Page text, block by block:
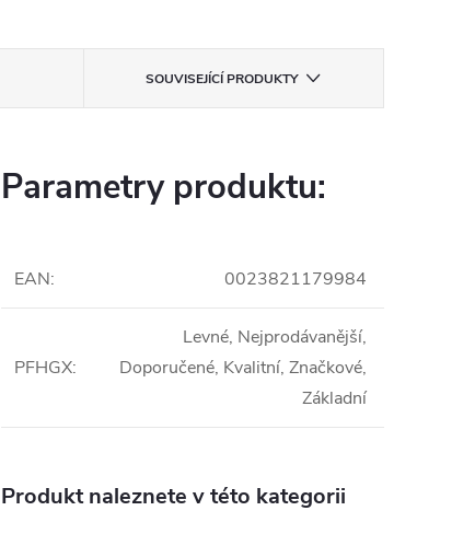
SOUVISEJÍCÍ PRODUKTY
Parametry produktu:
EAN: 0023821179984
PFHGX:
Levné, Nejprodávanější,
Doporučené, Kvalitní, Značkové,
Základní
Produkt naleznete v této kategorii